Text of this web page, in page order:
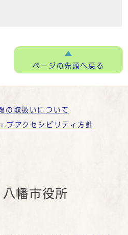
ページの先頭へ戻る
の取扱いについて
ブアクセシビリティ方針
八幡市役所